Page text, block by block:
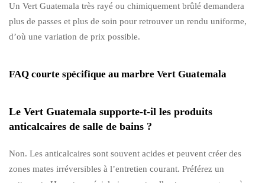
Un Vert Guatemala très rayé ou chimiquement brûlé demandera
plus de passes et plus de soin pour retrouver un rendu uniforme,
d’où une variation de prix possible.
FAQ courte spécifique au marbre Vert Guatemala
Le Vert Guatemala supporte-t-il les produits
anticalcaires de salle de bains ?
Non. Les anticalcaires sont souvent acides et peuvent créer des
zones mates irréversibles à l’entretien courant. Préférez un